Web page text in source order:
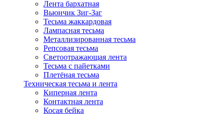
Лента бархатная
Вьюнчик Зиг-Заг
Тесьма жаккардовая
Лампасная тесьма
Металлизированная тесьма
Репсовая тесьма
Светоотражающая лента
Тесьма с пайетками
Плетёная тесьма
Техническая тесьма и лента
Киперная лента
Контактная лента
Косая бейка